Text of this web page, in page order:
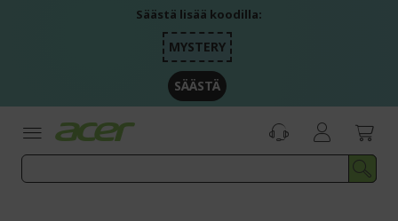
Säästä lisää koodilla:
MYSTERY
SÄÄSTÄ